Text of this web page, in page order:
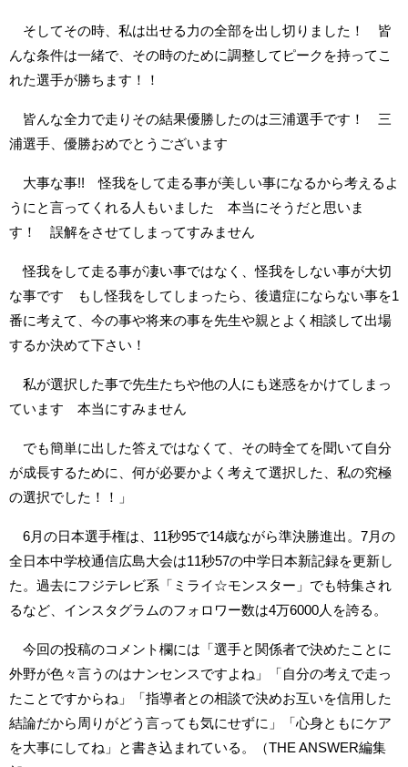
そしてその時、私は出せる力の全部を出し切りました！ 皆
んな条件は一緒で、その時のために調整してピークを持ってこ
れた選手が勝ちます！！
皆んな全力で走りその結果優勝したのは三浦選手です！ 三
浦選手、優勝おめでとうございます
大事な事!! 怪我をして走る事が美しい事になるから考えるよ
うにと言ってくれる人もいました 本当にそうだと思いま
す！ 誤解をさせてしまってすみません
怪我をして走る事が凄い事ではなく、怪我をしない事が大切
な事です もし怪我をしてしまったら、後遺症にならない事を1
番に考えて、今の事や将来の事を先生や親とよく相談して出場
するか決めて下さい！
私が選択した事で先生たちや他の人にも迷惑をかけてしまっ
ています 本当にすみません
でも簡単に出した答えではなくて、その時全てを聞いて自分
が成長するために、何が必要かよく考えて選択した、私の究極
の選択でした！！」
6月の日本選手権は、11秒95で14歳ながら準決勝進出。7月の
全日本中学校通信広島大会は11秒57の中学日本新記録を更新し
た。過去にフジテレビ系「ミライ☆モンスター」でも特集され
るなど、インスタグラムのフォロワー数は4万6000人を誇る。
今回の投稿のコメント欄には「選手と関係者で決めたことに
外野が色々言うのはナンセンスですよね」「自分の考えで走っ
たことですからね」「指導者との相談で決めお互いを信用した
結論だから周りがどう言っても気にせずに」「心身ともにケア
を大事にしてね」と書き込まれている。（THE ANSWER編集